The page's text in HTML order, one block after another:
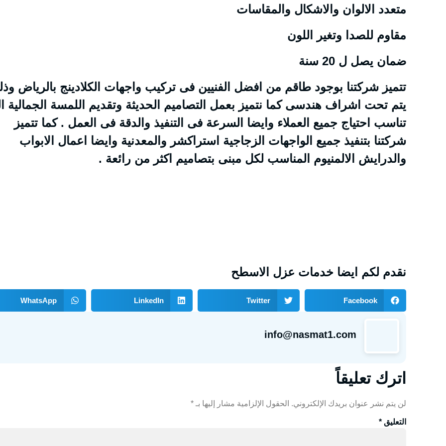
متعدد الالوان والاشكال والمقاسات
مقاوم للصدا وتغير اللون
ضمان يصل ل 20 سنة
تتميز شركتنا بوجود طاقم من افضل الفنيين فى تركيب واجهات الكلادينج بالرياض
يتم تحت اشراف هندسى كما نتميز بعمل التصاميم الحديثة وتقديم اللمسة الجمالية
تناسب احتياج جميع العملاء وايضا السرعة فى التنفيذ والدقة فى العمل . كما تتميز
شركتنا بتنفيذ جميع الواجهات الزجاجية استراكشر والمعدنية وايضا اعمال الابواب
والدرايش الالمنيوم المناسب لكل مبنى بتصاميم اكثر من رائعة .
نقدم لكم ايضا خدمات عزل الاسطح
Facebook
Twitter
LinkedIn
WhatsApp
info@nasmat1.com
اترك تعليقاً
لن يتم نشر عنوان بريدك الإلكتروني. الحقول الإلزامية مشار إليها بـ *
التعليق *